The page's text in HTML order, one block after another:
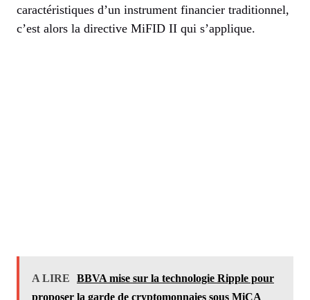
caractéristiques d’un instrument financier traditionnel,
c’est alors la directive MiFID II qui s’applique.
A LIRE
BBVA mise sur la technologie Ripple pour
proposer la garde de cryptomonnaies sous MiCA